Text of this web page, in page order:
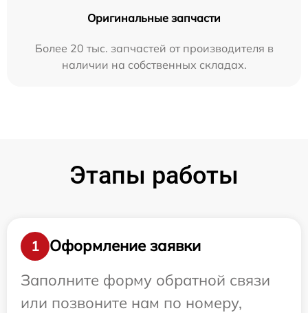
Оригинальные запчасти
Более 20 тыс. запчастей от производителя в
наличии на собственных складах.
Этапы работы
1
Оформление заявки
Заполните форму обратной связи
или позвоните нам по номеру,